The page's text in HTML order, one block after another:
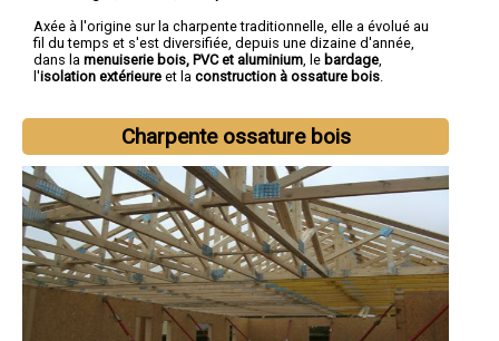
Axée à l'origine sur la charpente traditionnelle, elle a évolué au
fil du temps et s'est diversifiée, depuis une dizaine d'année,
dans la menuiserie bois, PVC et aluminium , le bardage
l'isolation extérieure et la construction à ossature bois
Charpente ossature bois